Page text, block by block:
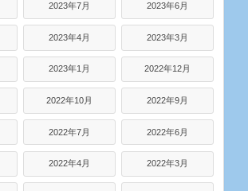
2023年7月 2023年6月
2023年4月 2023年3月
2023年1月 2022年12月
2022年10月 2022年9月
2022年7月 2022年6月
2022年4月 2022年3月